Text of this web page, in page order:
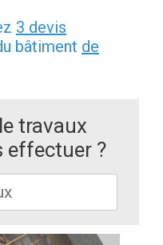
3 devis
bâtiment de
travaux
effectuer ?